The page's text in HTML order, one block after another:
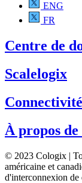
ENG
FR
Centre de
Scalelogix
Connectivité
À propos de
© 2023 Cologix |
américaine et
d'interconnexion de